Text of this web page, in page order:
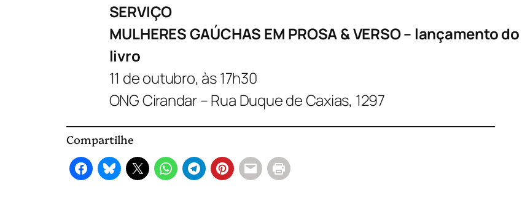
SERVIÇO
MULHERES GAÚCHAS EM PROSA & VERSO – lançamento do
livro
11 de outubro, às 17h30
ONG Cirandar – Rua Duque de Caxias, 1297
Compartilhe